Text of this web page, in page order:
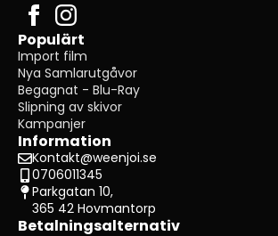
Populärt
Import film
Nya Samlarutgåvor
Begagnat - Blu-Ray
Slipning av skivor
Kampanjer
Information
Kontakt@weenjoi.se
0706011345
Parkgatan 10,
365 42 Hovmantorp
Betalningsalternativ